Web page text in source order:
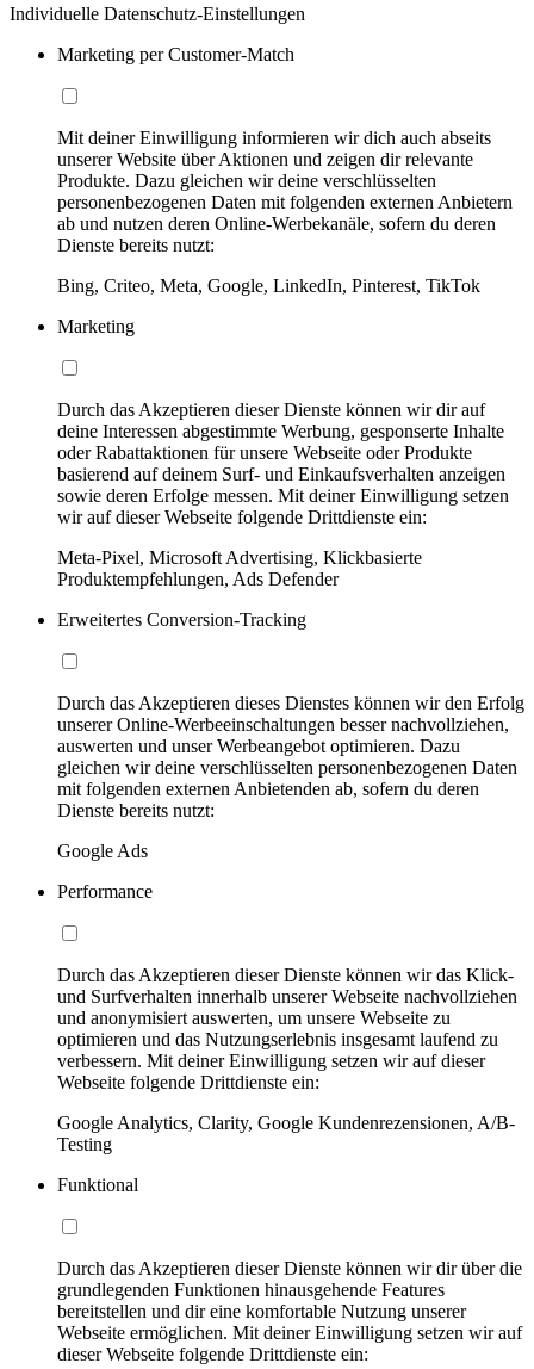
Individuelle Datenschutz-Einstellungen
Marketing per Customer-Match
Mit deiner Einwilligung informieren wir dich auch abseits
unserer Website über Aktionen und zeigen dir relevante
Produkte. Dazu gleichen wir deine verschlüsselten
personenbezogenen Daten mit folgenden externen Anbietern
ab und nutzen deren Online-Werbekanäle, sofern du deren
Dienste bereits nutzt:
Bing, Criteo, Meta, Google, LinkedIn, Pinterest, TikTok
Marketing
Durch das Akzeptieren dieser Dienste können wir dir auf
deine Interessen abgestimmte Werbung, gesponserte Inhalte
oder Rabattaktionen für unsere Webseite oder Produkte
basierend auf deinem Surf- und Einkaufsverhalten anzeigen
sowie deren Erfolge messen. Mit deiner Einwilligung setzen
wir auf dieser Webseite folgende Drittdienste ein:
Meta-Pixel, Microsoft Advertising, Klickbasierte
Produktempfehlungen, Ads Defender
Erweitertes Conversion-Tracking
Durch das Akzeptieren dieses Dienstes können wir den Erfolg
unserer Online-Werbeeinschaltungen besser nachvollziehen,
auswerten und unser Werbeangebot optimieren. Dazu
gleichen wir deine verschlüsselten personenbezogenen Daten
mit folgenden externen Anbietenden ab, sofern du deren
Dienste bereits nutzt:
Google Ads
Performance
Durch das Akzeptieren dieser Dienste können wir das Klick-
und Surfverhalten innerhalb unserer Webseite nachvollziehen
und anonymisiert auswerten, um unsere Webseite zu
optimieren und das Nutzungserlebnis insgesamt laufend zu
verbessern. Mit deiner Einwilligung setzen wir auf dieser
Webseite folgende Drittdienste ein:
Google Analytics, Clarity, Google Kundenrezensionen, A/B-
Testing
Funktional
Durch das Akzeptieren dieser Dienste können wir dir über die
grundlegenden Funktionen hinausgehende Features
bereitstellen und dir eine komfortable Nutzung unserer
Webseite ermöglichen. Mit deiner Einwilligung setzen wir auf
dieser Webseite folgende Drittdienste ein: